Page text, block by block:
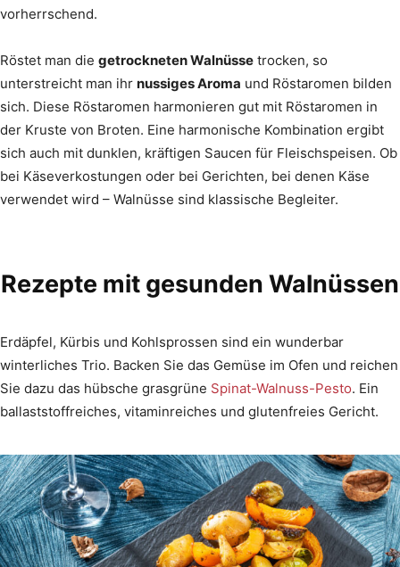
vorherrschend.
Röstet man die getrockneten Walnüsse trocken, so
unterstreicht man ihr nussiges Aroma und Röstaromen bilden
sich. Diese Röstaromen harmonieren gut mit Röstaromen in
der Kruste von Broten. Eine harmonische Kombination ergibt
sich auch mit dunklen, kräftigen Saucen für Fleischspeisen. Ob
bei Käseverkostungen oder bei Gerichten, bei denen Käse
verwendet wird – Walnüsse sind klassische Begleiter.
Rezepte mit gesunden Walnüssen
Erdäpfel, Kürbis und Kohlsprossen sind ein wunderbar
winterliches Trio. Backen Sie das Gemüse im Ofen und reichen
Sie dazu das hübsche grasgrüne Spinat-Walnuss-Pesto. Ein
ballaststoffreiches, vitaminreiches und glutenfreies Gericht.